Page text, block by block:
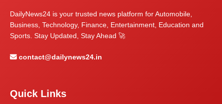
DailyNews24 is your trusted news platform for Automobile,
Business, Technology, Finance, Entertainment, Education and
Sports. Stay Updated, Stay Ahead 🚀
contact@dailynews24.in
Quick Links